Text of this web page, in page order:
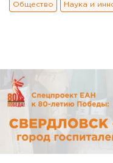
Общество Наука и